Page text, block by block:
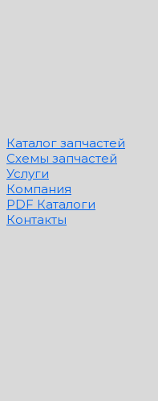
Каталог запчастей
Схемы запчастей
Услуги
Компания
PDF Каталоги
Контакты